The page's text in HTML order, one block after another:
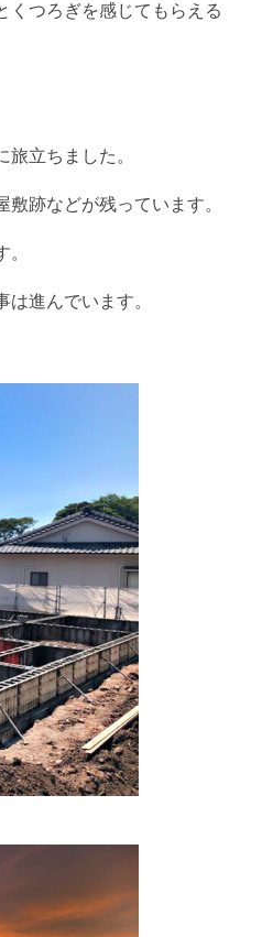
くつろぎを感じてもらえる
立ちました。
跡などが残っています。
進んでいます。